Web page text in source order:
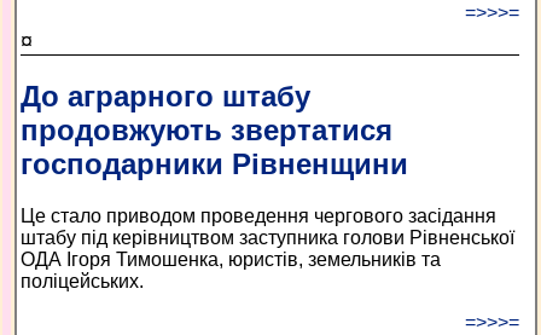
=>>>=
¤
До аграрного штабу
продовжують звертатися
господарники Рівненщини
Це стало приводом проведення чергового засідання
штабу під керівництвом заступника голови Рівненської
ОДА Ігоря Тимошенка, юристів, земельників та
поліцейських.
=>>>=